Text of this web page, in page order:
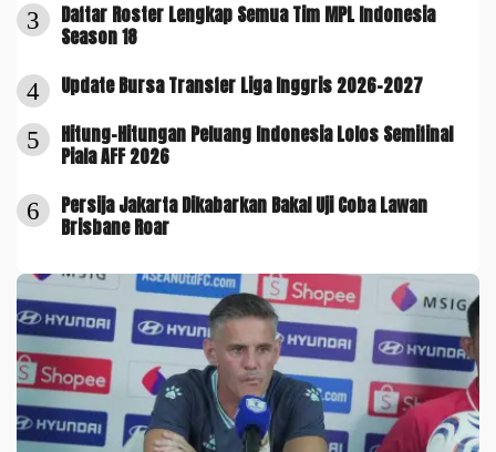
3
Daftar Roster Lengkap Semua Tim MPL Indonesia
Season 18
4 Update Bursa Transfer Liga Inggris 2026-2027
5
Hitung-Hitungan Peluang Indonesia Lolos Semifinal
Piala AFF 2026
6
Persija Jakarta Dikabarkan Bakal Uji Coba Lawan
Brisbane Roar